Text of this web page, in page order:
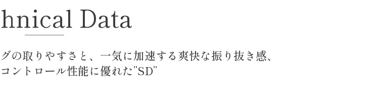
Data
の取りやすさと、一気に加速する爽快な振り抜き感、
ントロール性能に優れた”SD”